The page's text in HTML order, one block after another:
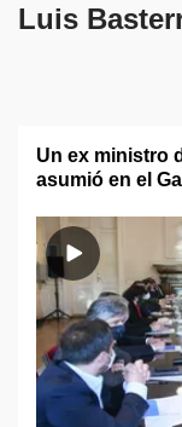
Luis
Un ex ministro
asumió en el